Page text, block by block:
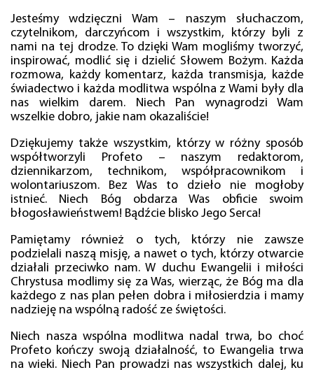
Jesteśmy wdzięczni Wam – naszym słuchaczom,
czytelnikom, darczyńcom i wszystkim, którzy byli z
nami na tej drodze. To dzięki Wam mogliśmy tworzyć,
inspirować, modlić się i dzielić Słowem Bożym. Każda
rozmowa, każdy komentarz, każda transmisja, każde
świadectwo i każda modlitwa wspólna z Wami były dla
nas wielkim darem. Niech Pan wynagrodzi Wam
wszelkie dobro, jakie nam okazaliście!
Dziękujemy także wszystkim, którzy w różny sposób
współtworzyli Profeto – naszym redaktorom,
dziennikarzom, technikom, współpracownikom i
wolontariuszom. Bez Was to dzieło nie mogłoby
istnieć. Niech Bóg obdarza Was obficie swoim
błogosławieństwem! Bądźcie blisko Jego Serca!
Pamiętamy również o tych, którzy nie zawsze
podzielali naszą misję, a nawet o tych, którzy otwarcie
działali przeciwko nam. W duchu Ewangelii i miłości
Chrystusa modlimy się za Was, wierząc, że Bóg ma dla
każdego z nas plan pełen dobra i miłosierdzia i mamy
nadzieję na wspólną radość ze świętości.
Niech nasza wspólna modlitwa nadal trwa, bo choć
Profeto kończy swoją działalność, to Ewangelia trwa
na wieki. Niech Pan prowadzi nas wszystkich dalej, ku